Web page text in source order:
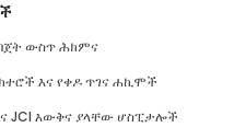
ውስጥ ሕክምና
እና የቀዶ ጥገና ሐኪሞች
JCI እውቅና ያላቸው ሆስፒታሎች